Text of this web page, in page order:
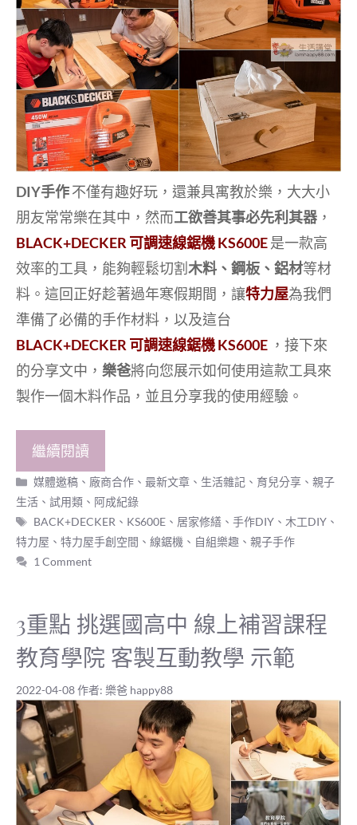
DIY手作不僅有趣好玩，還兼具寓教於樂，大大小
朋友常常樂在其中，然而工欲善其事必先利其器 ，
BLACK+DECKER 可調速線鋸機 KS600E是一款高
效率的工具，能夠輕鬆切割木料、鋼板、鋁材等材
料。這回正好趁著過年寒假期間，讓特力屋為我們
準備了必備的手作材料，以及這台
BLACK+DECKER 可調速線鋸機 KS600E ，接下來
的分享文中， 樂爸將向您展示如何使用這款工具來
製作一個木料作品，並且分享我的使用經驗。
繼續閱讀
分
類
媒體邀稿 、 廠商合作 、最新文章 、 生活雜記 、 育兒分享 、親子
生活 、 試用類 、 阿成紀錄
標
籤
BACK+DECKER 、 KS600E 、 居家修繕 、手作DIY 、 木工DIY 、
特力屋 、 特力屋手創空間 、 線鋸機 、 自組樂趣 、 親子手作
1 Comment
3重點 挑選國高中 線上補習課程
教育學院 客製互動教學 示範
2022-04-08作者: 樂爸 happy88